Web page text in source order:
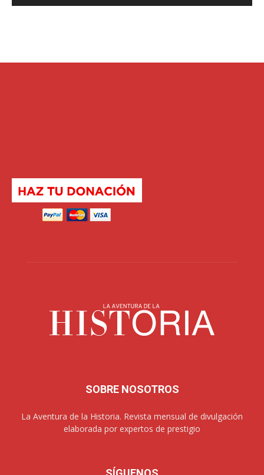
SOBRE NOSOTROS
La Aventura de la Historia. Revista mensual de divulgación
elaborada por expertos de prestigio